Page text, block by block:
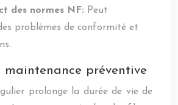
des normes NF: Peut
problèmes de conformité et
maintenance préventive
prolonge la durée de vie de